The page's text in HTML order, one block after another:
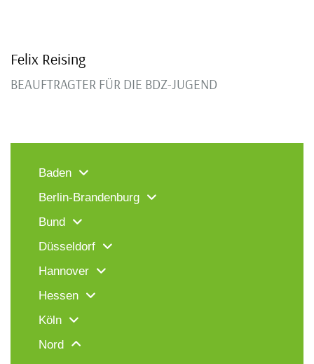
Felix Reising
BEAUFTRAGTER FÜR DIE BDZ-JUGEND
Baden
Berlin-Brandenburg
Bund
Düsseldorf
Hannover
Hessen
Köln
Nord